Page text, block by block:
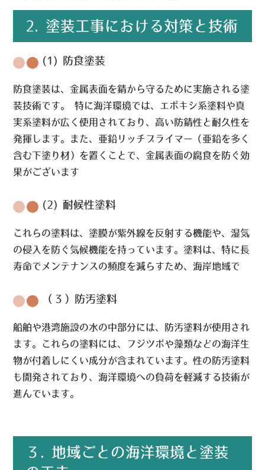
2. 塗装工事における対策と技術
(1) 防食塗装
防食塗装は、金属表面を錆から守るために実施される塗
装技術です。 特に海洋環境では、エポキシ系塗料や真
実系塗料が広く使用されており、高い防錆性と耐久性を
発揮します。また、亜鉛リッチプライマー（亜鉛を多く
含む下塗り材）を置くことで、金属表面の腐食を防ぐ効
果がございます
(2) 耐候性塗料
これらの塗料は、塗膜が紫外線を反射する機能や、湿気
の侵入を防ぐ気候機能を持っています。塗料は、特に長
寿命でメンテナンスの頻度を減らすため、海岸地域で
（３）防汚塗料
船舶や港湾施設の水の中部分には、防汚塗料が使用され
ます。これらの塗料には、フジツボや藻類などの海洋生
物が付着しにくい成分が含まれています。性の防汚塗料
も開発されており、海洋環境への負荷を軽減する技術が
進んでいます。
３. 地域ごとの海洋環境と塗装